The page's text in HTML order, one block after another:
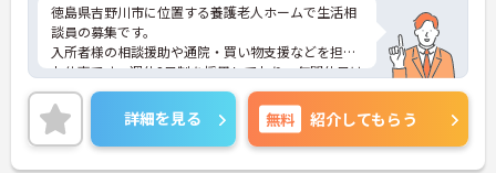
徳島県吉野川市に位置する養護老人ホームで生活相
談員の募集です。
入所者様の相談援助や通院・買い物支援などを担う
お仕事です。週休2日制を採用しており、年間休日は
112日確保されています。賞与は過去実績で3.40ヶ
月分、昇給実績もあり、長く働きやすい環境です。
扶養手当や住居手当など各種手当も整っています。
ご興味のある方には、面接対策ポイントなどさらに
詳細を見る 無料 紹介してもらう